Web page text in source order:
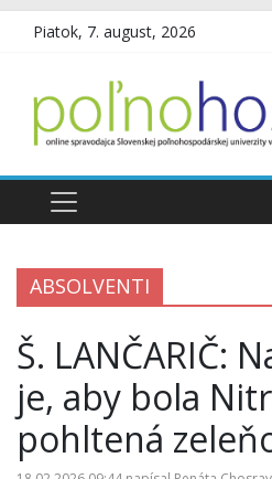
Piatok, 7. august, 2026
ABSOLVENTI
Š. LANČARIČ:
je, aby bola
pohltená